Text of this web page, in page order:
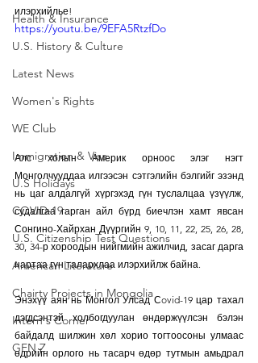
Health & Insurance
U.S. History & Culture
Latest News
Women's Rights
WE Club
Immigration & Visa
U.S Holidays
COVID-19
U.S. Citizenship Test Questions
American Literature
Chairty Projects in Mongolia
Intern's Corner
GEN Z
илэрхийлье!
https://youtu.be/9EFA5RtzfDo
Алс холын Америк орноос элэг нэгт
Монголчууддаа илгээсэн сэтгэлийн бэлгийг эзэнд
нь цаг алдалгүй хүргэхэд гүн туслалцаа үзүүлж,
судалгаа гарган айл бүрд биечлэн хамт явсан
Сонгино-Хайрхан Дүүргийн 9, 10, 11, 22, 25, 26, 28,
30, 34-р хороодын нийгмийн ажилчид, засаг дарга
нартаа гүн талархлаа илэрхийлж байна.
Энэхүү аян нь Монгол Улсад Сovid-19 цар тахал
дэгдсэнтэй холбогдуулан өндөржүүлсэн бэлэн
байдалд шилжин хөл хорио тогтоосоны улмаас
өдрийн орлого нь тасарч өдөр тутмын амьдрал